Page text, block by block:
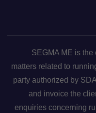
SEGMA ME is the
matters related to
party authorized by
and invoice the
enquiries concerning